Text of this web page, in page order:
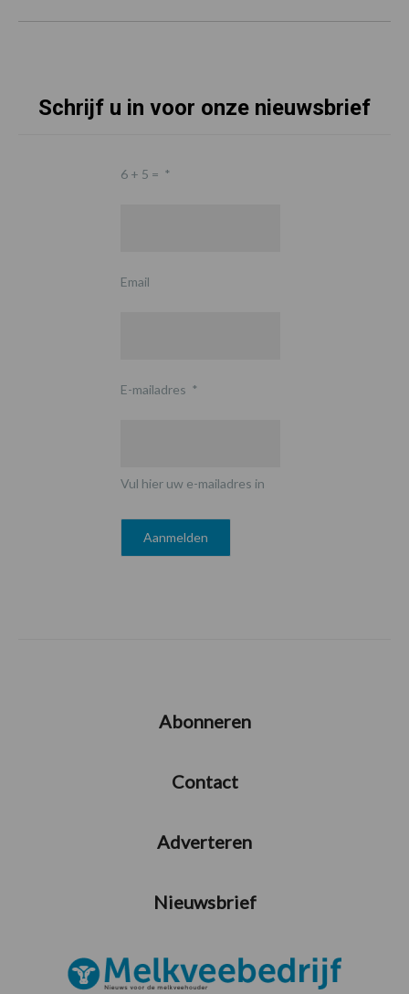
Schrijf u in voor onze nieuwsbrief
6 + 5 = *
Email
E-mailadres *
Vul hier uw e-mailadres in
Abonneren
Contact
Adverteren
Nieuwsbrief